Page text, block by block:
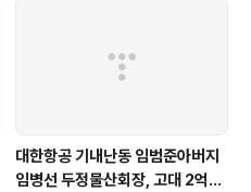
대한항공 기내난동 임범준아버지
임병선 두정물산회장, 고대 2억기